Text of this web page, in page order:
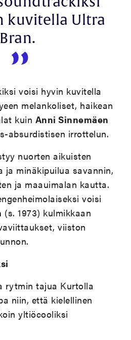
kuvitella Ultra
Bran.
voisi hyvin kuvitella
melankoliset, haikean
kuin Anni Sinnemäen
absurdistisen irrottelun.
nuorten aikuisten
ja minäkipuilua savannin,
ja maauimalan kautta.
voisi
(s. 1973) kulmikkaan
viiston
rytmin tajua Kurtolla
niin, että kielellinen
yltiöcooliksi